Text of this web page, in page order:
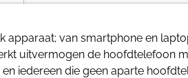
apparaat; van smartphone en
uitvermogen de hoofdtelefoon
iedereen die geen aparte